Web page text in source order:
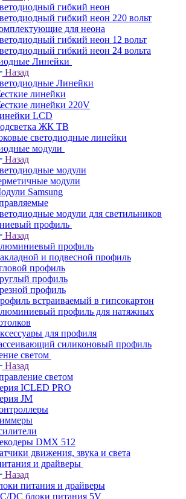
гибкий неон
гибкий неон 220 вольт
для неона
гибкий неон 12 вольт
гибкий неон 24 вольта
Линейки
Назад
Линейки
линейки
линейки 220V
LCD
ЖК ТВ
светодиодные линейки
модули
Назад
модули
модули
Samsung
модули для светильников
профиль
Назад
профиль
и подвесной профиль
профиль
профиль
профиль
встраиваемый в гипсокартон
профиль для натяжных
для профиля
силиконовый профиль
светом
Назад
светом
ICLED PRO
JM
DMX 512
движения, звука и света
и драйверы
Назад
питания и драйверы
DC блоки питания 5V